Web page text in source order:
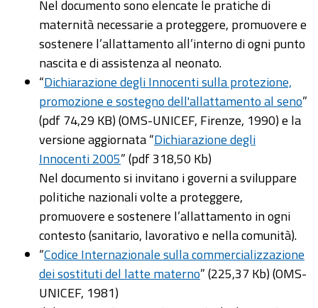
Nel documento sono elencate le pratiche di
maternità necessarie a proteggere, promuovere e
sostenere l’allattamento all’interno di ogni punto
nascita e di assistenza al neonato.
“Dichiarazione degli Innocenti sulla protezione,
promozione e sostegno dell'allattamento al seno”
(pdf 74,29 KB) (OMS-UNICEF, Firenze, 1990) e la
versione aggiornata “Dichiarazione degli
Innocenti 2005” (pdf 318,50 Kb)
Nel documento si invitano i governi a sviluppare
politiche nazionali volte a proteggere,
promuovere e sostenere l’allattamento in ogni
contesto (sanitario, lavorativo e nella comunità).
“Codice Internazionale sulla commercializzazione
dei sostituti del latte materno” (225,37 Kb) (OMS-
UNICEF, 1981)